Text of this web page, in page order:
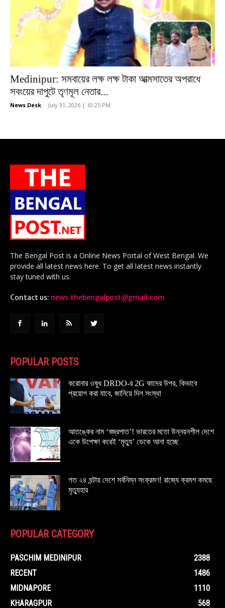
Medinipur: সমবায়ের লক্ষ লক্ষ টাকা আত্মসাতের অপরাধে
সবংয়ের দাপুটে তৃণমূল নেতার...
News Desk - July 31, 2026 | 10:25 PM
The Bengal Post is a Online News Portal of West Bengal. We
provide all latest news here. To get all latest news instantly
stay tuned with us.
Contact us: news.thebengalpost@gmail.com
POPULAR POSTS
করোনার ওষুধ DRDO-র 2G কাদের উপর, কিভাবে
প্রয়োগ করা যাবে, জানিয়ে দিল সংস্থা
আতঙ্কের নাম ‘বজ্রপাত’! ভারতের মতো উন্নয়নশীল দেশে
একে উপেক্ষা করেই ‘মৃত্যু’ ডেকে আনা হচ্ছে
গত ২৪ ঘন্টায় দেশে সর্বনিম্ন সংক্রমণ! রাজ্যে ক্রমশ কমছে
মৃত্যুহার
POPULAR CATEGORY
PASCHIM MEDINIPUR
2388
RECENT
1486
MIDNAPORE
1110
KHARAGPUR
568